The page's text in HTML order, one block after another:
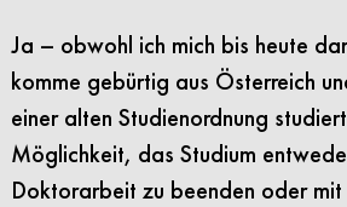
Ja – obwohl ich mich bis heute
komme gebürtig aus Österreich
einer alten Studienordnung
Möglichkeit, das Studium
Doktorarbeit zu beenden oder